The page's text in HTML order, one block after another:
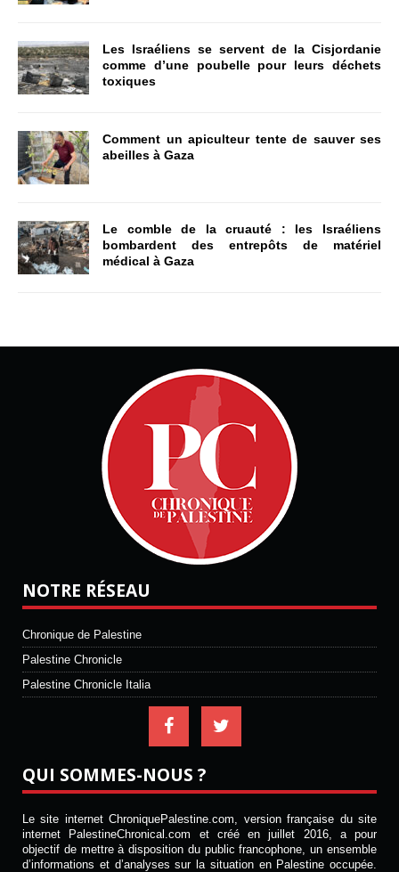
Les Israéliens se servent de la Cisjordanie
comme d’une poubelle pour leurs déchets
toxiques
Comment un apiculteur tente de sauver ses
abeilles à Gaza
Le comble de la cruauté : les Israéliens
bombardent des entrepôts de matériel
médical à Gaza
NOTRE RÉSEAU
Chronique de Palestine
Palestine Chronicle
Palestine Chronicle Italia
QUI SOMMES-NOUS ?
Le site internet ChroniquePalestine.com, version française du site
internet PalestineChronical.com et créé en juillet 2016, a pour
objectif de mettre à disposition du public francophone, un ensemble
d’informations et d’analyses sur la situation en Palestine occupée.